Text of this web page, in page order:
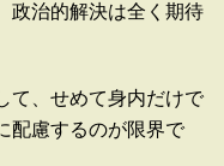
政治的解決は全く期待
て、せめて身内だけで
配慮するのが限界で